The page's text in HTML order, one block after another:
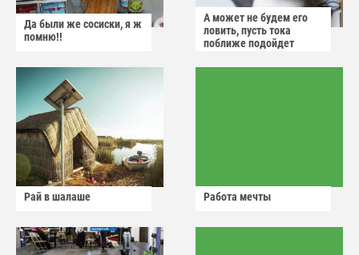
Да были же сосиски, я ж
помню!!
А может не будем его
ловить, пусть тока
поближе подойдет
Рай в шалаше Работа мечты